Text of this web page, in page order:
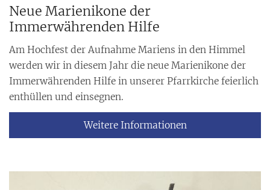
Neue Marienikone der
Immerwährenden Hilfe
Am Hochfest der Aufnahme Mariens in den Himmel
werden wir in diesem Jahr die neue Marienikone der
Immerwährenden Hilfe in unserer Pfarrkirche feierlich
enthüllen und einsegnen.
Weitere Informationen